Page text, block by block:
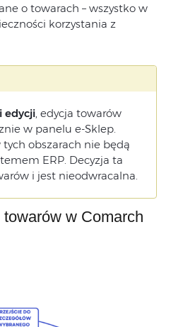
o towarach – wszystko w
korzystania z
edycji , edycja towarów
w panelu e-Sklep.
tych obszarach nie będą
ERP. Decyzja ta
i jest nieodwracalna.
w Comarch